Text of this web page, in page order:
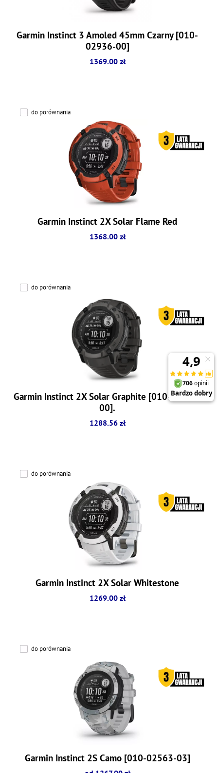
Garmin Instinct 3 Amoled 45mm Czarny [010-
02936-00]
1369.00 zł
do porównania
Garmin Instinct 2X Solar Flame Red
1368.00 zł
do porównania
Garmin Instinct 2X Solar Graphite [010-02805-
00].
1288.56 zł
do porównania
Garmin Instinct 2X Solar Whitestone
1269.00 zł
do porównania
Garmin Instinct 2S Camo [010-02563-03]